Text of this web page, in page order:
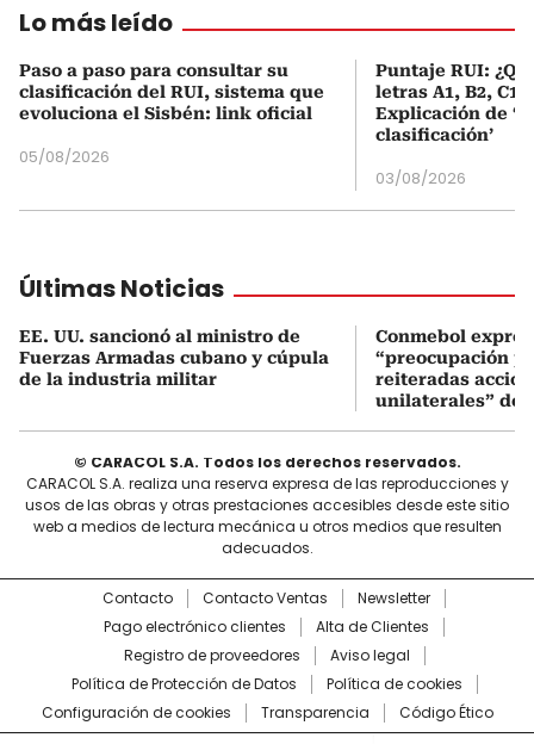
Lo más leído
Paso a paso para consultar su
clasificación del RUI, sistema que
evoluciona el Sisbén: link oficial
05/08/2026
Puntaje RUI:
letras A1, B2, C1
Explicación de
clasificación’
03/08/2026
Últimas Noticias
EE. UU. sancionó al ministro de
Fuerzas Armadas cubano y cúpula
de la industria militar
Conmebol
“preocupación
reiteradas
unilaterales” de
© CARACOL S.A. Todos los derechos reservados.
CARACOL S.A. realiza una reserva expresa de las reproducciones y
usos de las obras y otras prestaciones accesibles desde este sitio
web a medios de lectura mecánica u otros medios que resulten
adecuados.
Contacto Contacto Ventas
Newsletter
Pago electrónico clientes
Alta de Clientes
Registro de proveedores
Aviso legal
Política de Protección de Datos
Política de cookies
Configuración de cookies
Transparencia Código Ético